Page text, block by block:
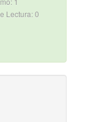
Lectura: 0